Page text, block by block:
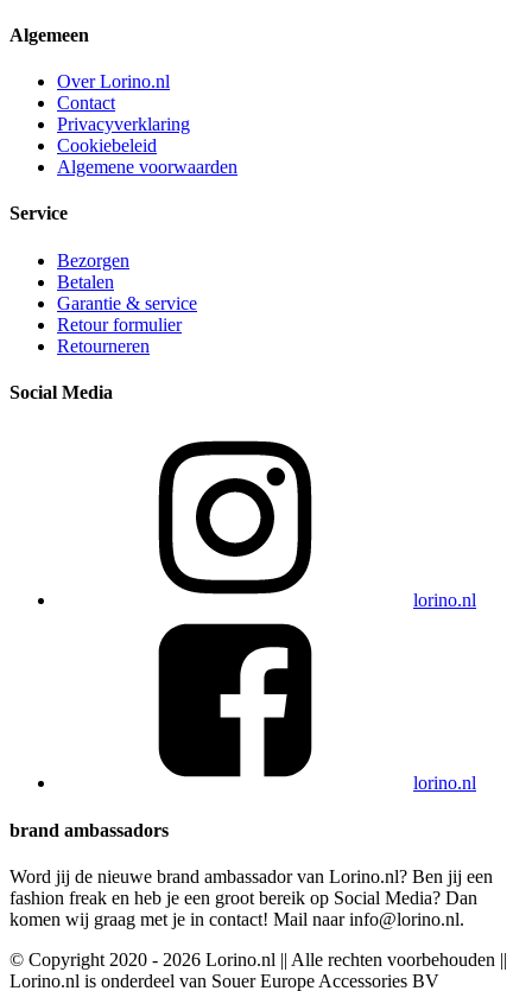
Algemeen
Over Lorino.nl
Contact
Privacyverklaring
Cookiebeleid
Algemene voorwaarden
Service
Bezorgen
Betalen
Garantie & service
Retour formulier
Retourneren
Social Media
lorino.nl
lorino.nl
brand ambassadors
Word jij de nieuwe brand ambassador van Lorino.nl? Ben jij een
fashion freak en heb je een groot bereik op Social Media? Dan
komen wij graag met je in contact! Mail naar info@lorino.nl.
© Copyright 2020 - 2026 Lorino.nl || Alle rechten voorbehouden ||
Lorino.nl is onderdeel van Souer Europe Accessories BV